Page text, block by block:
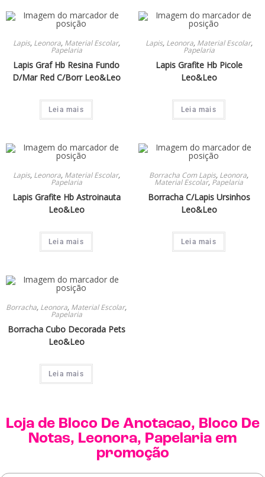
Lapis, Leonora, Material Escolar,
Papelaria
Lapis Graf Hb Resina Fundo
D/Mar Red C/Borr Leo&Leo
Leia mais
Lapis, Leonora, Material Escolar,
Papelaria
Lapis Grafite Hb Picole
Leo&Leo
Leia mais
Lapis, Leonora, Material Escolar,
Papelaria
Lapis Grafite Hb Astroinauta
Leo&Leo
Leia mais
Borracha Com Lapis, Leonora,
Material Escolar, Papelaria
Borracha C/Lapis Ursinhos
Leo&Leo
Leia mais
Borracha, Leonora, Material Escolar,
Papelaria
Borracha Cubo Decorada Pets
Leo&Leo
Leia mais
Loja de Bloco De Anotacao, Bloco De
Notas, Leonora, Papelaria em
promoção